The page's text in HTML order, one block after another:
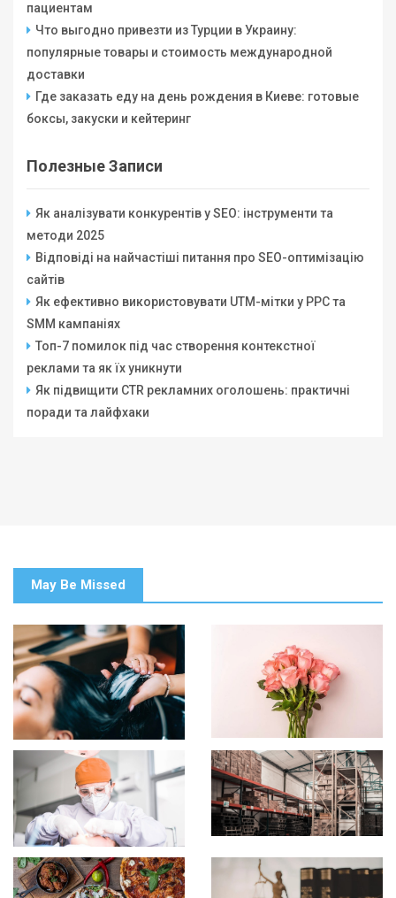
пациентам
Что выгодно привезти из Турции в Украину:
популярные товары и стоимость международной
доставки
Где заказать еду на день рождения в Киеве: готовые
боксы, закуски и кейтеринг
Полезные Записи
Як аналізувати конкурентів у SEO: інструменти та
методи 2025
Відповіді на найчастіші питання про SEO-оптимізацію
сайтів
Як ефективно використовувати UTM-мітки у PPC та
SMM кампаніях
Топ-7 помилок під час створення контекстної
реклами та як їх уникнути
Як підвищити CTR рекламних оголошень: практичні
поради та лайфхаки
May Be Missed